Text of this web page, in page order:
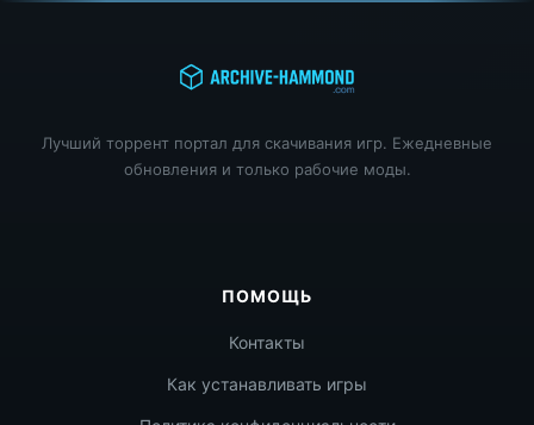
Лучший торрент портал для скачивания игр. Ежедневные
обновления и только рабочие моды.
ПОМОЩЬ
Контакты
Как устанавливать игры